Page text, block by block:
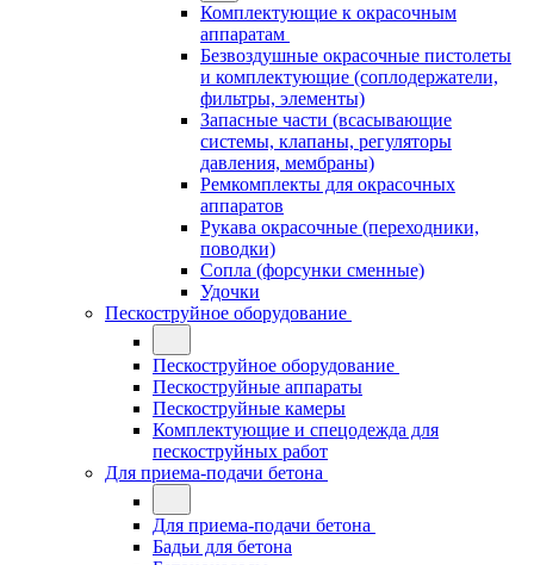
Комплектующие к окрасочным
аппаратам
Безвоздушные окрасочные пистолеты
и комплектующие (соплодержатели,
фильтры, элементы)
Запасные части (всасывающие
системы, клапаны, регуляторы
давления, мембраны)
Ремкомплекты для окрасочных
аппаратов
Рукава окрасочные (переходники,
поводки)
Сопла (форсунки сменные)
Удочки
Пескоструйное оборудование
Пескоструйное оборудование
Пескоструйные аппараты
Пескоструйные камеры
Комплектующие и спецодежда для
пескоструйных работ
Для приема-подачи бетона
Для приема-подачи бетона
Бадьи для бетона